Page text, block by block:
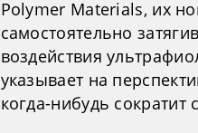
Polymer Materials, их
самостоятельно
воздействия
указывает на
когда-нибудь